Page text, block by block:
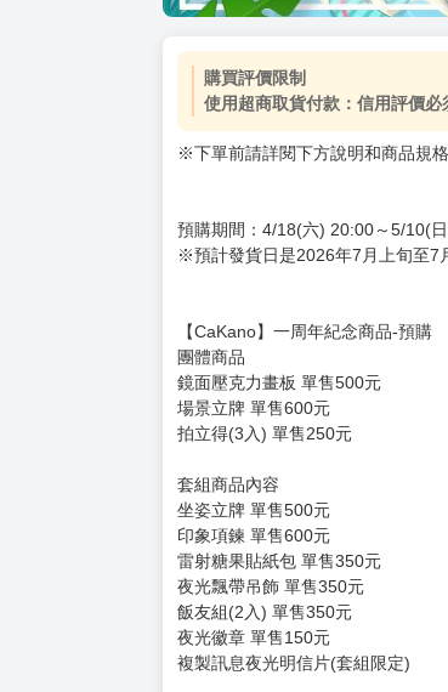
購買評價限制
使用超商取貨付款：信用評價
※下單前請詳閱下方說明和商品規
預購期間：4/18(六) 20:00～5/10(
※預計發貨日是2026年7月上旬至
【CaKano】一周年紀念商品-預購
團體商品
鏡面壓克力畫板 單售500元
場景立牌 單售600元
拍立得(3入) 單售250元
套組商品內容
坐姿立牌 單售500元
印象項鍊 單售600元
雷射糖果貼紙包 單售350元
夜光飄帶吊飾 單售350元
飯友組(2入) 單售350元
夜光徽章 單售150元
複製訊息夜光明信片(套組限定)